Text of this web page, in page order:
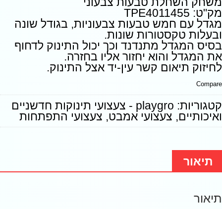
מק"ט: TPE4011455
מגדל עם חמש טבעות צבעוניות, בגודל שונה
ובעלות טקסטורות שונות.
בסיס המגדל מתנדנד וכך יכול התינוק לדחוף
את המגדל והוא יחזור אליו בחזרה.
לחיזוק תיאום קשר עין-יד אצל התינוק.
Compare
קטגוריות:
playgro - צעצועי תינוקות חדשניים
ואיכותיים, צעצועי אמבט, צעצועי התפתחות
תיאור
תיאור